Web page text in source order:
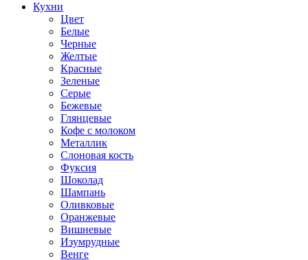
Кухни
Цвет
Белые
Черные
Желтые
Красные
Зеленые
Серые
Бежевые
Глянцевые
Кофе с молоком
Металлик
Слоновая кость
Фуксия
Шоколад
Шампань
Оливковые
Оранжевые
Вишневые
Изумрудные
Венге